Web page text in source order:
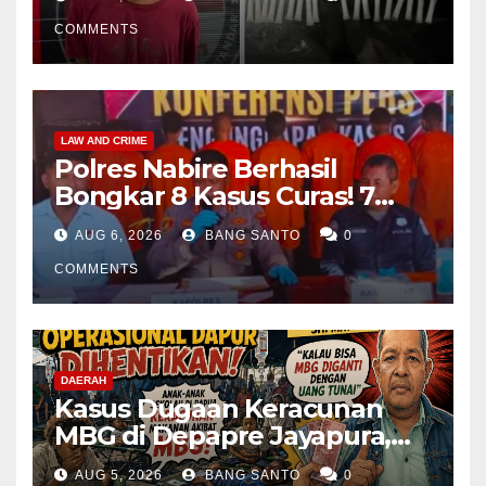
COMMENTS
LAW AND CRIME
Polres Nabire Berhasil
Bongkar 8 Kasus Curas! 7
Pelaku Ditangkap, 62 Motor
Kembali Diamankan
AUG 6, 2026 BANG SANTO 0
COMMENTS
DAERAH
Kasus Dugaan Keracunan
MBG di Depapre Jayapura,
Aktivis Papua Minta
AUG 5, 2026 BANG SANTO 0